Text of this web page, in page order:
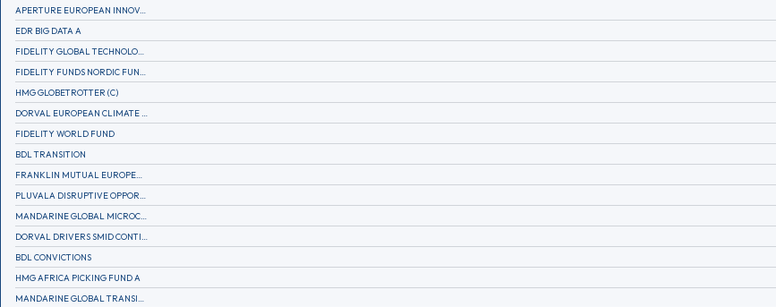
APERTURE EUROPEAN INNOVATION
EDR BIG DATA A
HMG GLOBETROTTER (C)
FIDELITY WORLD FUND
BDL TRANSITION
BDL CONVICTIONS
HMG AFRICA PICKING FUND A